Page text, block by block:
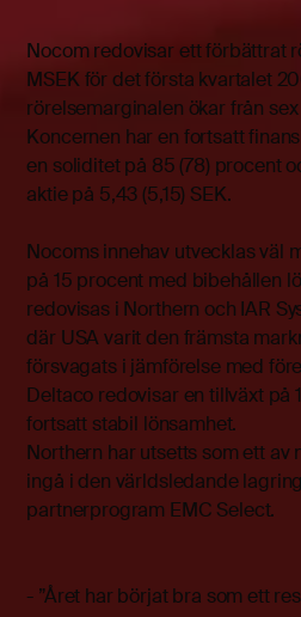
Nocom redovisar ett förbättrat
MSEK för det första kvartalet
rörelsemarginalen ökar från
Koncernen har en fortsatt
en soliditet på 85 (78) procent
aktie på 5,43 (5,15) SEK.
Nocoms innehav utvecklas väl
på 15 procent med bibehållen
redovisas i Northern och IAR
där USA varit den främsta
försvagats i jämförelse med
Deltaco redovisar en tillväxt på
fortsatt stabil lönsamhet.
Northern har utsetts som ett av
ingå i den världsledande
partnerprogram EMC Select.
- ”Året har börjat bra som ett